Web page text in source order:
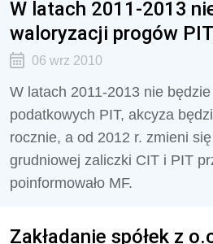
W latach 2011-2013
waloryzacji progów PIT
06 wrz 2010
W latach 2011-2013 nie
podatkowych PIT, akcyza
rocznie, a od 2012 r. zmieni
grudniowej zaliczki CIT i PIT
poinformowało MF.
Zakładanie spółek z